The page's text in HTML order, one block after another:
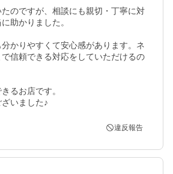
のですが、相談にも親切・丁寧に対
助かりました。
かりやすくて安心感があります。ネ
信頼できる対応をしていただけるの
るお店です。
いました♪
違反報告